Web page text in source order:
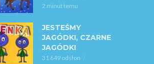
2 minut temu
JESTEŚMY
JAGÓDKI, CZARNE
JAGÓDKI
31 649 odsłon